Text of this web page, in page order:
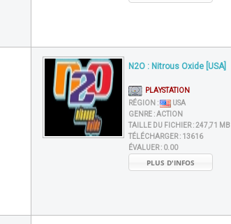
N2O : Nitrous Oxide [USA]
PLAYSTATION
RÉGION :
USA
GENRE :ACTION
TAILLE DU FICHIER :247,71 MB
TÉLÉCHARGER : 13616
ÉVALUER : 0.00
PLUS D'INFOS